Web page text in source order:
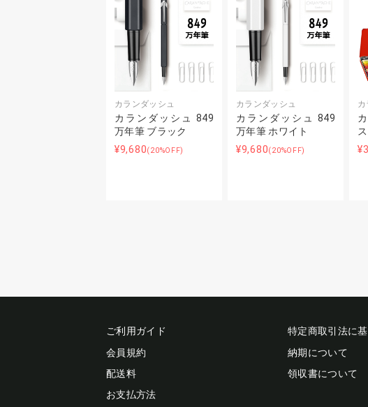
カランダッシュ
カランダッシュ 849
万年筆 ブラック
¥9,680(20%OFF)
カランダッシュ
カランダッシュ 849
万年筆 ホワイト
¥9,680(20%OFF)
カ
ご利用ガイド
会員規約
配送料
お支払方法
特定商取引法に
納期について
領収書について